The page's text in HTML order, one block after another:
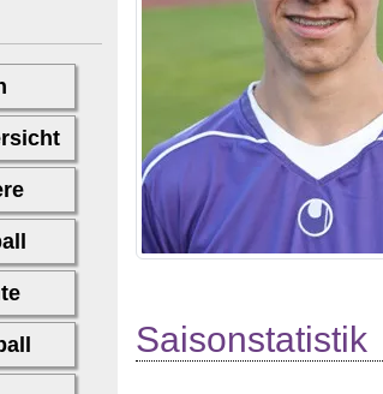
Saisonstatistik